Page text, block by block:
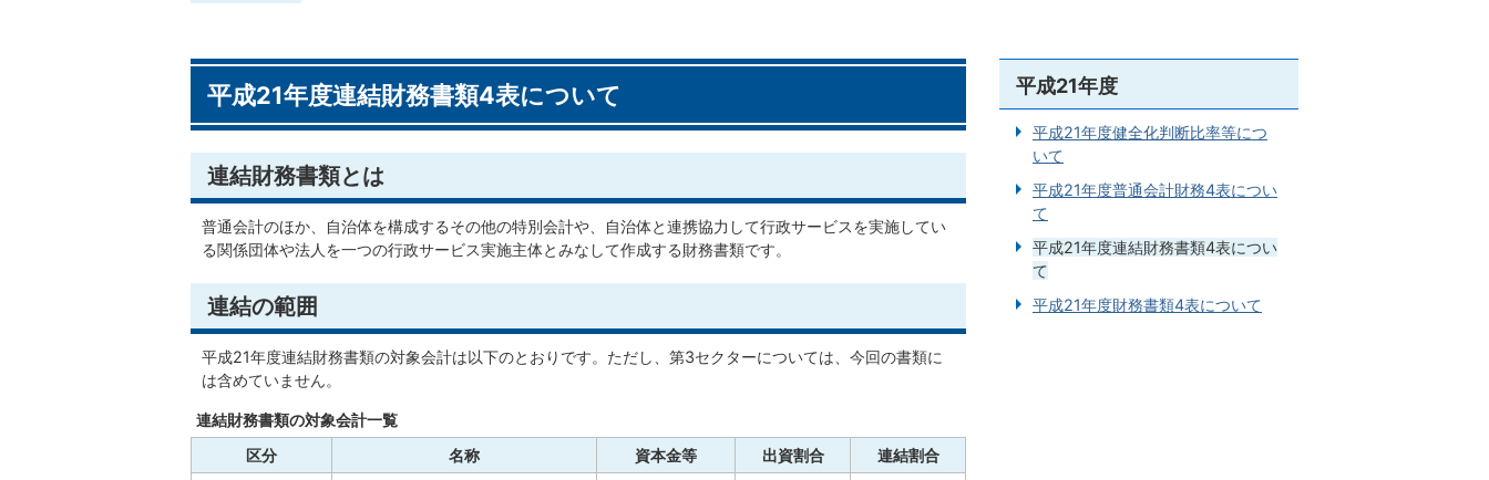
平成21年度連結財務書類4表について
連結財務書類とは
普通会計のほか、自治体を構成するその他の特別会計や、自治体と連携協力して行政サービスを実施してい
る関係団体や法人を一つの行政サービス実施主体とみなして作成する財務書類です。
連結の範囲
平成21年度連結財務書類の対象会計は以下のとおりです。ただし、第3セクターについては、今回の書類に
は含めていません。
連結財務書類の対象会計一覧
区分
名称 資本金等 出資割合
連結割合
平成21年度
平成21年度健全化判断比率等につ
いて
平成21年度普通会計財務4表につい
て
平成21年度連結財務書類4表につい
て
平成21年度財務書類4表について